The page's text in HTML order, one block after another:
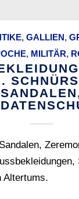
,GALLIEN,
, MILITÄR,
Altertums.